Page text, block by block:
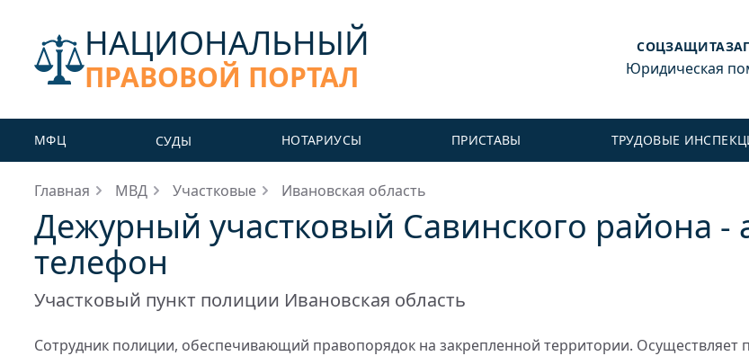
НАЦИОНАЛЬНЫЙ
ПРАВОВОЙ ПОРТАЛ
СОЦЗАЩИТА
Юридическая
МФЦ СУДЫ НОТАРИУСЫ ПРИСТАВЫ ТРУДОВЫЕ
Главная МВД Участковые Ивановская область
Дежурный участковый Савинского района -
телефон
Участковый пункт полиции Ивановская область
Сотрудник полиции, обеспечивающий правопорядок на закрепленной территории. Осуществляет